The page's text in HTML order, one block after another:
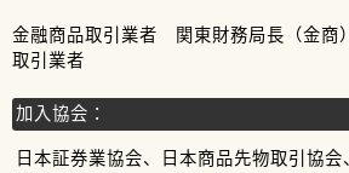
金融商品取引業者 関東財務局長（金
取引業者
加入協会：
日本証券業協会、日本商品先物取引協